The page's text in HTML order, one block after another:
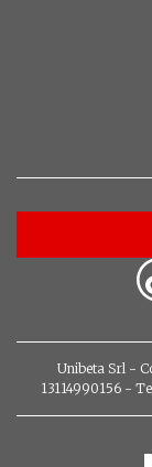
Unibeta Srl -
13114990156 -